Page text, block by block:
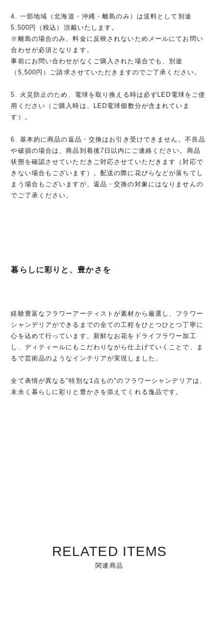
4. 一部地域（北海道・沖縄・離島のみ）は送料として別途
5,500円（税込）頂戴いたします。
※離島の場合のみ、料金に反映されないためメールにてお問い
合わせが必須となります。
事前にお問い合わせがなくご購入された場合でも、別途
（5,500円）ご請求させていただきますのでご了承ください。
5. 火災防止のため、電球を取り換える時は必ずLED電球をご使
用ください（ご購入時は、LED電球個数分が含まれていま
す）。
6. 基本的に商品の返品・交換はお引き受けできません。不良品
や破損の場合は、商品到着後7日以内にご連絡ください。商品
状態を確認させていただきご対応させていただきます（対応で
きない場合もございます）。配送の際に花びらなどが落ちてし
まう場合もございますが、返品・交換の対象にはなりませんの
でご了承ください。
暮らしに彩りと、豊かさを
経験豊富なフラワーアーティストが素材から厳選し、フラワー
シャンデリアができるまでの全ての工程をひとつひとつ丁寧に
心を込めて行っています。新鮮なお花をドライフラワー加工
し、ディティールにもこだわりながら仕上げていくことで、ま
るで芸術品のようなインテリアが実現しました。
全て表情が異なる"特別な1点もの"のフラワーシャンデリアは、
末永く暮らしに彩りと豊かさを添えてくれる逸品です。
RELATED ITEMS
関連商品